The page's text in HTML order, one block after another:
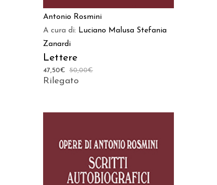
Antonio Rosmini
A cura di: Luciano Malusa Stefania
Zanardi
Lettere
50,00€
47,50€
Rilegato